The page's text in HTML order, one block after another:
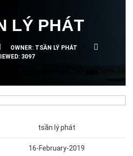
LÝ PHÁT
OWNER: TSẦN LÝ PHÁT
3097
tsần lý phát
16-February-2019